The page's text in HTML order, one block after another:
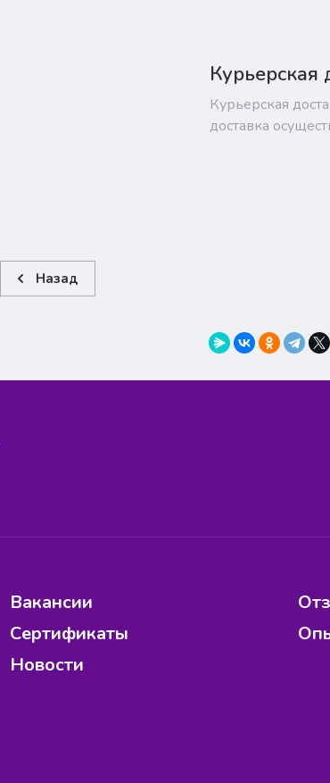
Курьерская
Курьерская
доставка
Назад
Вакансии
Сертификаты
Новости